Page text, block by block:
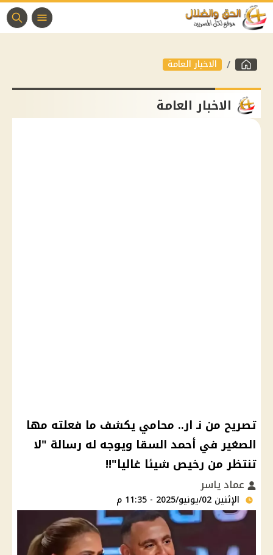
الاخبار العامة
الاخبار العامة
تصريح من نـ ار.. محامي يكشف ما فعلته مها
الصغير في أحمد السقا ويوجه له رسالة "لا
تنتظر من رخيص شيئا غاليا"!!
عماد ياسر
الإثنين 02/يونيو/2025 - 11:35 م